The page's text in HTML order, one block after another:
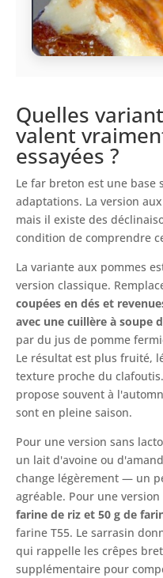
Quelles
valent
essayées ?
Le far breton est une
adaptations. La version
mais il existe des
condition de comprendre
La variante aux pommes
version classique.
coupées en dés et
avec une cuillère à soupe
par du jus de pomme
Le résultat est plus fruité,
texture proche du
propose souvent à
sont en pleine saison.
Pour une version sans
un lait d'avoine ou
change légèrement — un
agréable. Pour une
farine de riz et 50 g de
farine T55. Le sarrasin
qui rappelle les crêpes
supplémentaire pour